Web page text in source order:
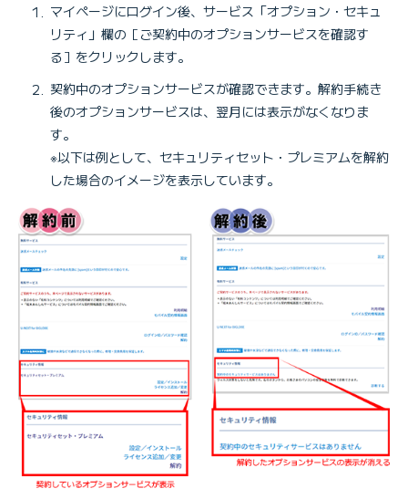
マイページにログイン後、サービス「オプション・セキュ
リティ」欄の［ご契約中のオプションサービスを確認す
る］をクリックします。
契約中のオプションサービスが確認できます。解約手続き
後のオプションサービスは、翌月には表示がなくなりま
す。
※以下は例として、セキュリティセット・プレミアムを解約
した場合のイメージを表示しています。